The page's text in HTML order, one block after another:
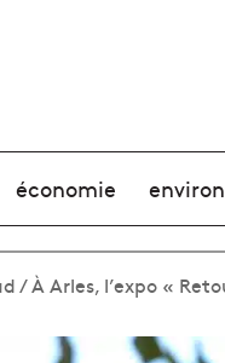
économie
/À Arles, l’expo «